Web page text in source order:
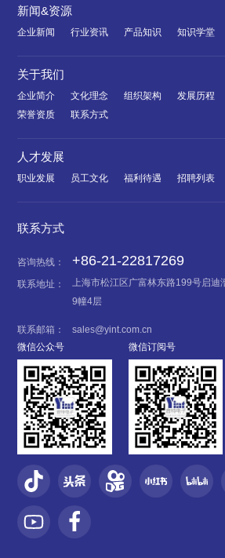
新闻&资源
企业新闻 行业资讯 产品知识 知识学堂
关于我们
企业简介 文化理念 组织架构 发展历程
荣誉资质
联系方式
人才发展
职业发展 员工文化 福利待遇 招聘列表
联系方式
咨询热线： +86-21-22817269
联系地址：
上海市松江区广富林东路199号启迪
9幢4层
联系邮箱：
sales@yint.com.cn
微信公众号
微信订阅号